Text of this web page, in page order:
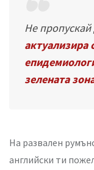
Не
актуализира
зелената
На развален
английски ти